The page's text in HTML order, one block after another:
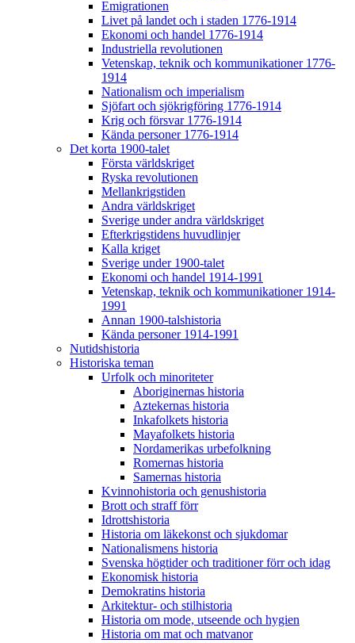
Emigrationen
Livet på landet och i staden 1776-1914
Ekonomi och handel 1776-1914
Industriella revolutionen
Vetenskap, teknik och kommunikationer 1776-
1914
Nationalism och imperialism
Sjöfart och sjökrigföring 1776-1914
Krig och försvar 1776-1914
Kända personer 1776-1914
Det korta 1900-talet
Första världskriget
Ryska revolutionen
Mellankrigstiden
Andra världskriget
Sverige under andra världskriget
Efterkrigstidens huvudlinjer
Kalla kriget
Sverige under 1900-talet
Ekonomi och handel 1914-1991
Vetenskap, teknik och kommunikationer 1914-
1991
Annan 1900-talshistoria
Kända personer 1914-1991
Nutidshistoria
Historiska teman
Urfolk och minoriteter
Aboriginernas historia
Aztekernas historia
Inkafolkets historia
Mayafolkets historia
Nordamerikas urbefolkning
Romernas historia
Samernas historia
Kvinnohistoria och genushistoria
Brott och straff förr
Idrottshistoria
Historia om läkekonst och sjukdomar
Nationalismens historia
Svenska högtider och traditioner förr och idag
Ekonomisk historia
Demokratins historia
Arkitektur- och stilhistoria
Historia om mode, utseende och hygien
Historia om mat och matvanor